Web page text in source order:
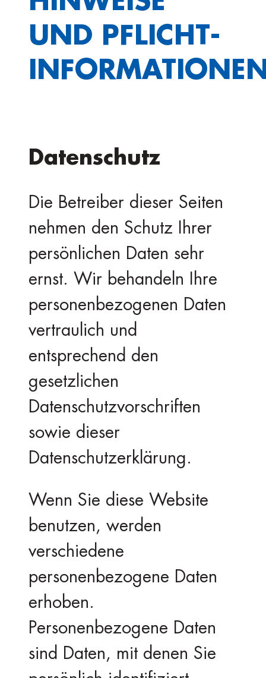
UND PFLICHT­
Datenschutz
Die Betreiber dieser Seiten
nehmen den Schutz Ihrer
persönlichen Daten sehr
ernst. Wir behandeln Ihre
personenbezogenen Daten
vertraulich und
entsprechend den
gesetzlichen
Datenschutzvorschriften
sowie dieser
Datenschutzerklärung.
Wenn Sie diese Website
benutzen, werden
verschiedene
personenbezogene Daten
erhoben.
Personenbezogene Daten
sind Daten, mit denen Sie